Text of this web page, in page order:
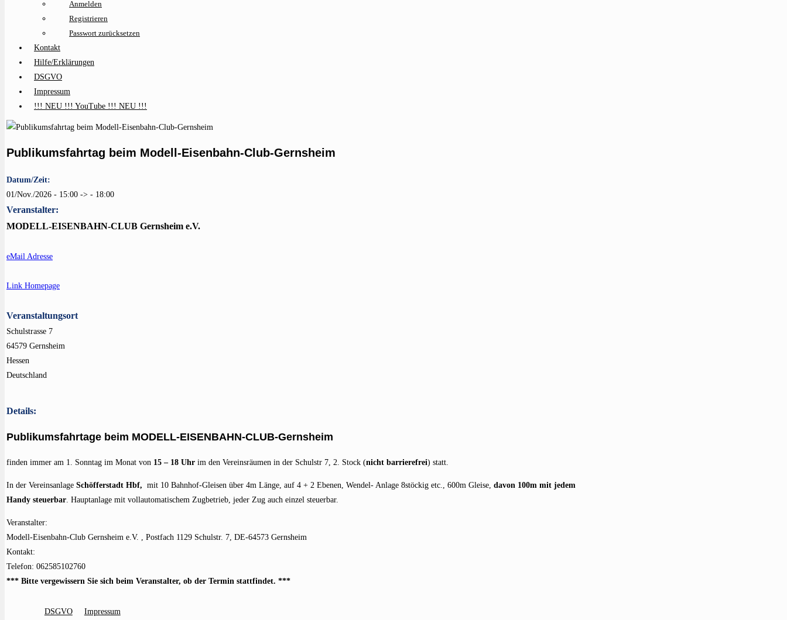
Anmelden
Registrieren
Passwort zurücksetzen
Kontakt
Hilfe/Erklärungen
DSGVO
Impressum
!!! NEU !!! YouTube !!! NEU !!!
Publikumsfahrtag beim Modell-Eisenbahn-Club-Gernsheim
Datum/Zeit:
01/Nov./2026 - 15:00 -> - 18:00
Veranstalter:
MODELL-EISENBAHN-CLUB Gernsheim e.V.
eMail Adresse
Link Homepage
Veranstaltungsort
Schulstrasse 7
64579 Gernsheim
Hessen
Deutschland
Details:
Publikumsfahrtage beim MODELL-EISENBAHN-CLUB-Gernsheim
finden immer am 1. Sonntag im Monat von 15 – 18 Uhr im den Vereinsräumen in der Schulstr 7, 2. Stock (nicht barrierefrei) statt.
In der Vereinsanlage Schöfferstadt Hbf, mit 10 Bahnhof-Gleisen über 4m Länge, auf 4 + 2 Ebenen, Wendel- Anlage 8stöckig etc., 600m Gleise, davon 100m mit jedem
Handy steuerbar. Hauptanlage mit vollautomatischem Zugbetrieb, jeder Zug auch einzel steuerbar.
Veranstalter:
Modell-Eisenbahn-Club Gernsheim e.V. , Postfach 1129 Schulstr. 7, DE-64573 Gernsheim
Kontakt:
Telefon: 062585102760
*** Bitte vergewissern Sie sich beim Veranstalter, ob der Termin stattfindet. ***
DSGVO Impressum